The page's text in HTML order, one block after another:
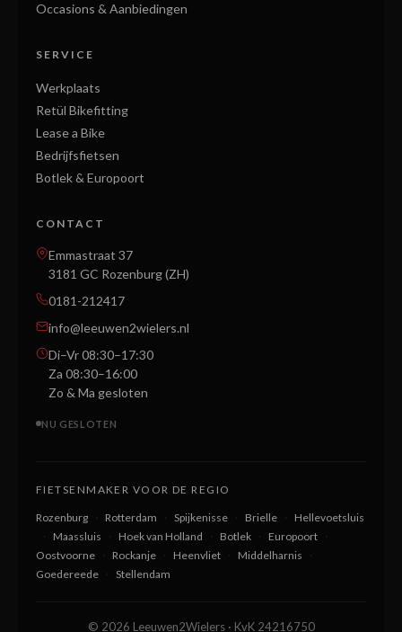
Occasions & Aanbiedingen
SERVICE
Werkplaats
Retül Bikefitting
Lease a Bike
Bedrijfsfietsen
Botlek & Europoort
CONTACT
Emmastraat 37
3181 GC Rozenburg (ZH)
0181-212417
info@leeuwen2wielers.nl
Di–Vr 08:30–17:30
Za 08:30–16:00
Zo & Ma gesloten
NU GESLOTEN
FIETSENMAKER VOOR DE REGIO
Rozenburg Rotterdam Spijkenisse Brielle
Hellevoetsluis
Maassluis Hoek van Holland Botlek Europoort
Oostvoorne
Rockanje Heenvliet Middelharnis
Goedereede
Stellendam
© 2026 Leeuwen2Wielers · KvK 24216750